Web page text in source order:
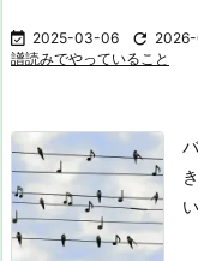
 2025-03-06 
譜読みでやっていること